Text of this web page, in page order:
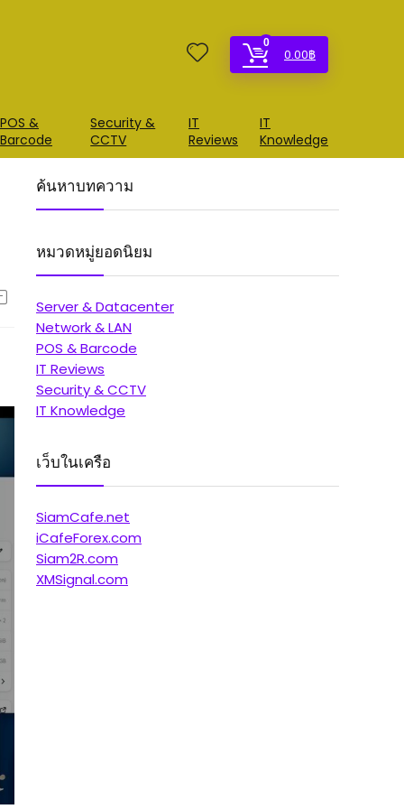
0
0.00฿
POS &
Barcode
Security &
CCTV
IT
Reviews
IT
Knowledge
ค้นหาบทความ
หมวดหมู่ยอดนิยม
Server & Datacenter
Network & LAN
POS & Barcode
IT Reviews
Security & CCTV
IT Knowledge
เว็บในเครือ
SiamCafe.net
iCafeForex.com
Siam2R.com
XMSignal.com